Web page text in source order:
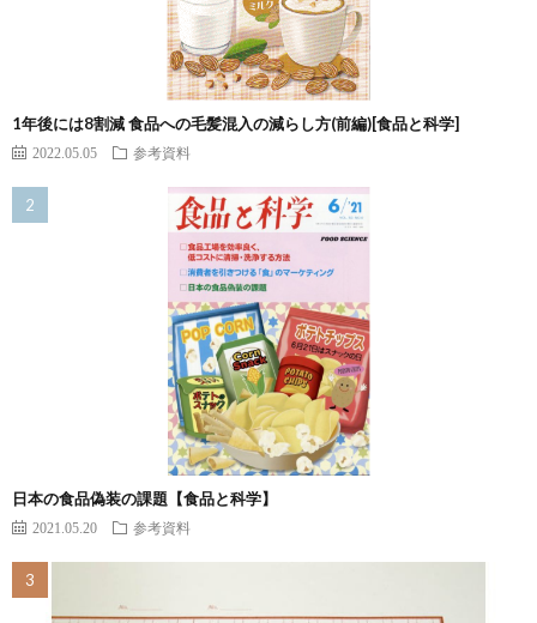
1年後には8割減 食品への毛髪混入の減らし方(前編)[食品と科学]
2022.05.05 参考資料
日本の食品偽装の課題【食品と科学】
2021.05.20 参考資料